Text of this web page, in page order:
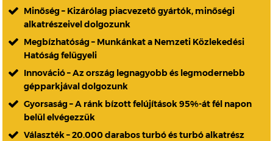
Minőség – Kizárólag piacvezető gyártók, minőségi
alkatrészeivel dolgozunk
Megbízhatóság – Munkánkat a Nemzeti Közlekedési
Hatóság felügyeli
Innováció – Az ország legnagyobb és legmodernebb
gépparkjával dolgozunk
Gyorsaság – A ránk bízott felújítások 95%-át fél napon
belül elvégezzük
Választék – 20.000 darabos turbó és turbó alkatrész